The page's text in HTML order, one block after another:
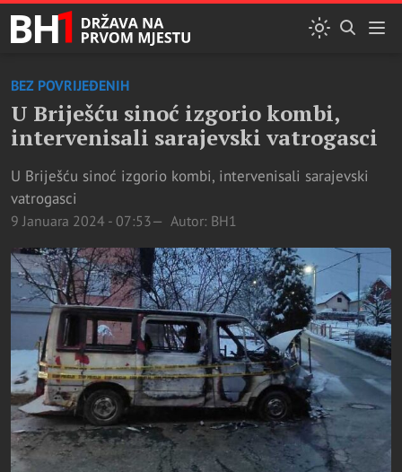
BEZ POVRIJEĐENIH
U Briješću sinoć izgorio kombi,
intervenisali sarajevski vatrogasci
U Briješću sinoć izgorio kombi, intervenisali sarajevski
vatrogasci
9 Januara 2024 - 07:53 Autor: BH1